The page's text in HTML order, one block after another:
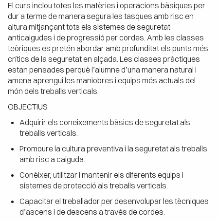
El curs inclou totes les matèries i operacions bàsiques per
dur a terme de manera segura les tasques amb risc en
altura mitjançant tots els sistemes de seguretat
anticaigudes i de progressió per cordes. Amb les classes
teòriques es pretén abordar amb profunditat els punts més
crítics de la seguretat en alçada. Les classes pràctiques
estan pensades perquè l’alumne d’una manera natural i
amena aprengui les maniobres i equips més actuals del
món dels treballs verticals.
OBJECTIUS
Adquirir els coneixements bàsics de seguretat als
treballs verticals.
Promoure la cultura preventiva i la seguretat als treballs
amb risc a caiguda.
Conèixer, utilitzar i mantenir els diferents equips i
sistemes de protecció als treballs verticals.
Capacitar el treballador per desenvolupar les tècniques
d’ascens i de descens a través de cordes.